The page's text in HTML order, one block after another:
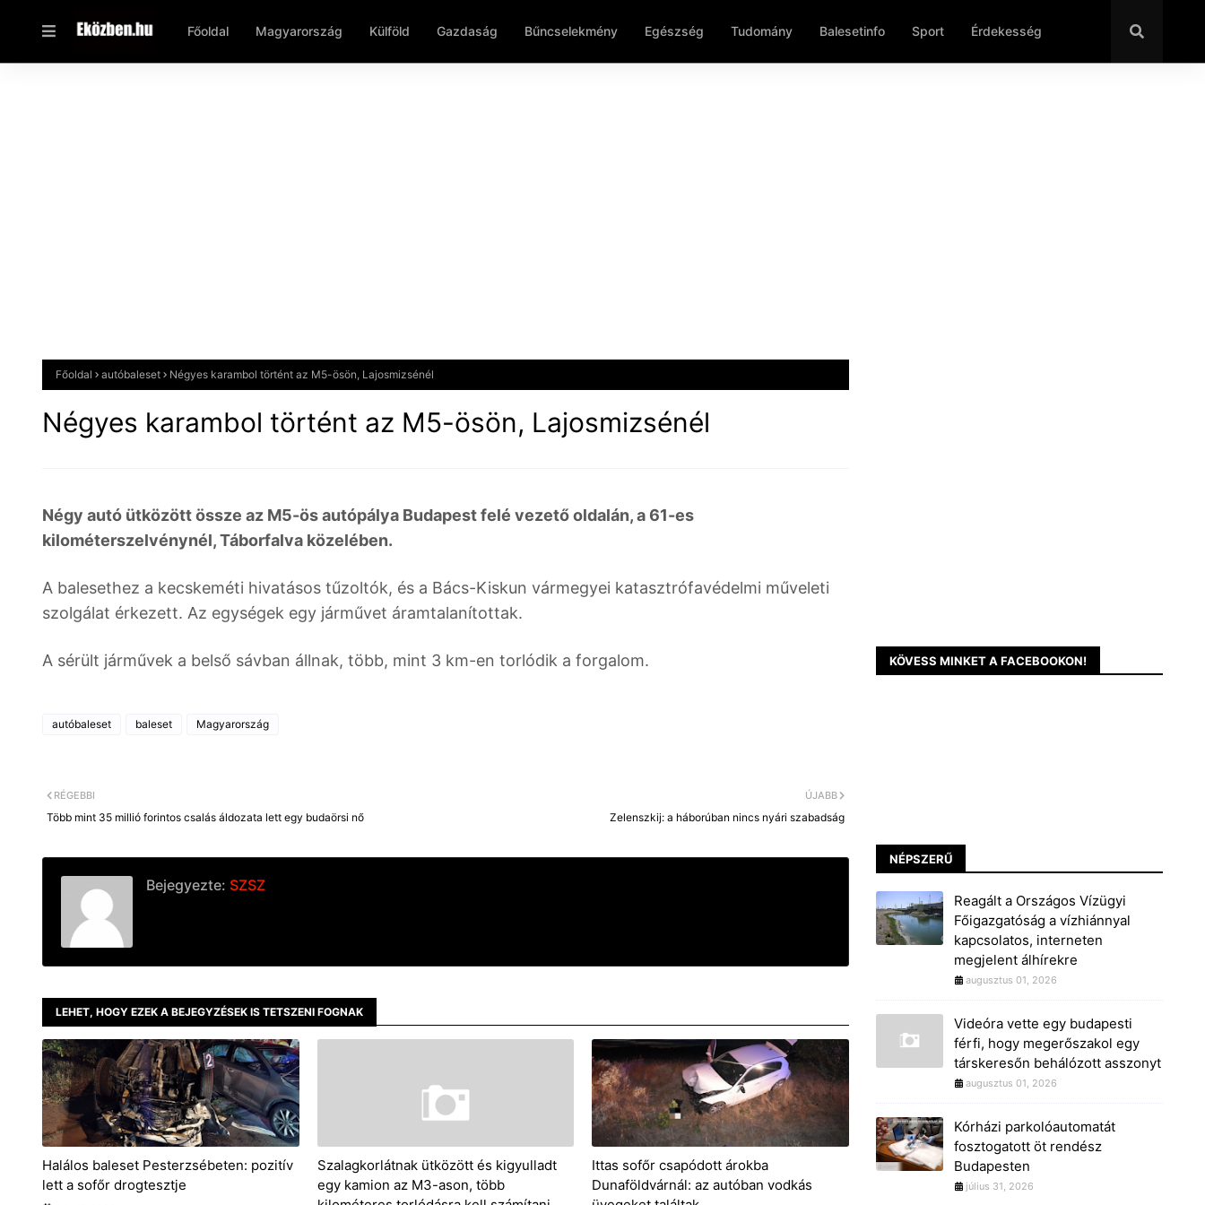
Főoldal Magyarország Külföld Gazdaság Bűncselekmény Egészség Tudomány Balesetinfo Sport Érdekesség
Főoldal autóbaleset Négyes karambol történt az M5-ösön, Lajosmizsénél
Négyes karambol történt az M5-ösön, Lajosmizsénél
Négy autó ütközött össze az M5-ös autópálya Budapest felé vezető oldalán, a 61-es
kilométerszelvénynél, Táborfalva közelében.
A balesethez a kecskeméti hivatásos tűzoltók, és a Bács-Kiskun vármegyei katasztrófavédelmi műveleti
szolgálat érkezett. Az egységek egy járművet áramtalanítottak.
A sérült járművek a belső sávban állnak, több, mint 3 km-en torlódik a forgalom.
autóbaleset baleset Magyarország
ÚJABB
Zelenszkij: a háborúban nincs nyári szabadság
RÉGEBBI
Több mint 35 millió forintos csalás áldozata lett egy budaörsi nő
Bejegyezte: SZSZ
LEHET, HOGY EZEK A BEJEGYZÉSEK IS TETSZENI FOGNAK
Halálos baleset Pesterzsébeten: pozitív
lett a sofőr drogtesztje
Szalagkorlátnak ütközött és kigyulladt
egy kamion az M3-ason, több
Ittas sofőr csapódott árokba
Dunaföldvárnál: az autóban vodkás
KÖVESS MINKET A FACEBOOKON!
NÉPSZERŰ
Reagált a Országos Vízügyi
Főigazgatóság a vízhiánnyal
kapcsolatos, interneten
megjelent álhírekre
augusztus 01, 2026
Videóra vette egy budapesti
férfi, hogy megerőszakol egy
társkeresőn behálózott asszonyt
augusztus 01, 2026
Kórházi parkolóautomatát
fosztogatott öt rendész
Budapesten
július 31, 2026